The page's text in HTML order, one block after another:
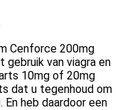
Cenforce 200mg
van viagra en
10mg of 20mg
dat u tegenhoud om
heb daardoor een